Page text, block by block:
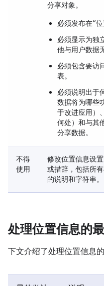
分享对象。
必须发布在“
必须显示为独
他与用户数据
必须包含要访
表。
必须说明出于
数据将为哪些
于改进应用）
何处）和与其
分享数据。
不得
使用
修改位置信息设
或措辞，包括所
的说明和字符串。
处理位置信息的
下文介绍了处理位置信息的